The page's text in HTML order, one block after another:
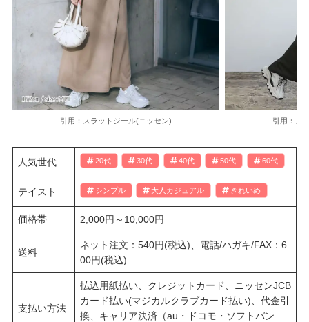
引用：スラットジール(ニッセン) 引用：ス
人気世代 20代 30代 40代 50代 60代
テイスト シンプル 大人カジュアル きれいめ
価格帯 2,000円～10,000円
送料
ネット注文：540円(税込)、電話/ハガキ/FAX：6
00円(税込)
支払い方法
払込用紙払い、クレジットカード、ニッセンJCB
カード払い(マジカルクラブカード払い)、代金引
換、キャリア決済（au・ドコモ・ソフトバン